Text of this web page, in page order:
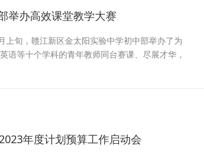
办高效课堂教学大赛
旬，赣江新区金太阳实验中学初中部举办了为
语等十个学科的青年教师同台赛课、尽展才华，
年度计划预算工作启动会